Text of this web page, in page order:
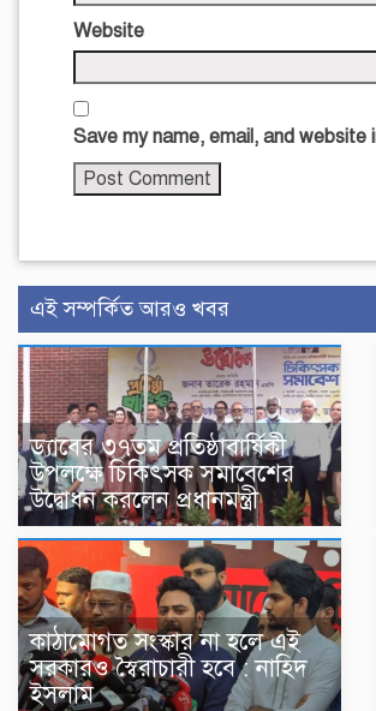
Website
Save my name, email, and
এই সম্পর্কিত আরও খবর
ড্যাবের ৩৭তম প্রতিষ্ঠাবার্ষিকী
উপলক্ষে চিকিৎসক সমাবেশের
উদ্বোধন করলেন প্রধানমন্ত্রী
কাঠামোগত সংস্কার না হলে এই
সরকারও স্বৈরাচারী হবে : নাহিদ
ইসলাম